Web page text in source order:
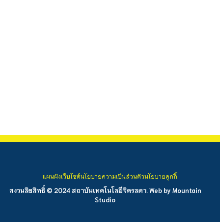
สงวนลิขสิทธิ์ © 2024 สถาบันเทคโนโลยีจิตรลดา. Web by Mountain
Studio
แผนผังเว็บไซต์นโยบายความเป็นส่วนตัวนโยบายคุกกี้